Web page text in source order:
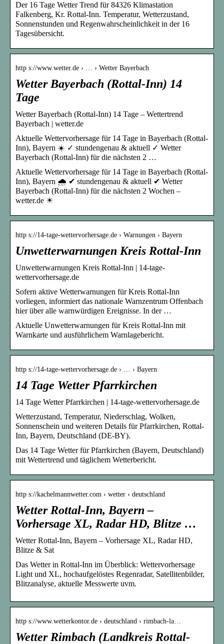
Der 16 Tage Wetter Trend für 84326 Klimastation
Falkenberg, Kr. Rottal-Inn. Temperatur, Wetterzustand,
Sonnenstunden und Regenwahrscheinlichkeit in der 16
Tagesübersicht.
http s://www.wetter.de › … › Wetter Bayerbach
Wetter Bayerbach (Rottal-Inn) 14
Tage
Wetter Bayerbach (Rottal-Inn) 14 Tage – Wettertrend
Bayerbach | wetter.de
Aktuelle Wettervorhersage für 14 Tage in Bayerbach (Rottal-
Inn), Bayern ☀️ ✓ stundengenau & aktuell ✓ Wetter
Bayerbach (Rottal-Inn) für die nächsten 2 …
Aktuelle Wettervorhersage für 14 Tage in Bayerbach (Rottal-
Inn), Bayern 🌧️ ✔ stundengenau & aktuell ✔ Wetter
Bayerbach (Rottal-Inn) für die nächsten 2 Wochen –
wetter.de ☀
http s://14-tage-wettervorhersage.de › Warnungen › Bayern
Unwetterwarnungen Kreis Rottal-Inn
Unwetterwarnungen Kreis Rottal-Inn | 14-tage-
wettervorhersage.de
Sofern aktive Wetterwarnungen für Kreis Rottal-Inn
vorliegen, informiert das nationale Warnzentrum Offenbach
hier über alle warnwürdigen Ereignisse. In der …
Aktuelle Unwetterwarnungen für Kreis Rottal-Inn mit
Warnkarte und ausführlichem Warnlagebericht.
http s://14-tage-wettervorhersage.de › … › Bayern
14 Tage Wetter Pfarrkirchen
14 Tage Wetter Pfarrkirchen | 14-tage-wettervorhersage.de
Wetterzustand, Temperatur, Niederschlag, Wolken,
Sonnenschein und weiteren Details für Pfarrkirchen, Rottal-
Inn, Bayern, Deutschland (DE-BY).
Das 14 Tage Wetter für Pfarrkirchen (Bayern, Deutschland)
mit Wettertrend und täglichem Wetterbericht.
http s://kachelmannwetter.com › wetter › deutschland
Wetter Rottal-Inn, Bayern –
Vorhersage XL, Radar HD, Blitze …
Wetter Rottal-Inn, Bayern – Vorhersage XL, Radar HD,
Blitze & Sat
Das Wetter in Rottal-Inn im Überblick: Wettervorhersage
Light und XL, hochaufgelöstes Regenradar, Satellitenbilder,
Blitzanalyse, aktuelle Messwerte uvm.
http s://www.wetterkontor.de › deutschland › rimbach-la…
Wetter Rimbach (Landkreis Rottal-